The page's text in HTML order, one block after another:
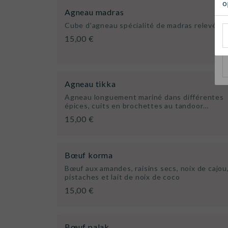
Agneau madras
Cube d'agneau spécialité de madras relevé
15,00 €
Agneau tikka
Agneau longuement mariné dans différentes
épices, cuits en brochettes au tandoor…
15,00 €
Bœuf korma
Bœuf aux amandes, raisins secs, noix de cajou,
pistaches et lait de noix de coco
15,00 €